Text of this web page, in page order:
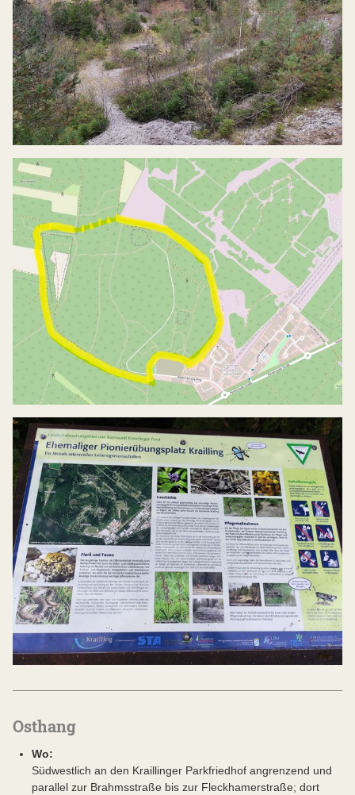
Osthang
Wo:
Südwestlich an den Kraillinger Parkfriedhof angrenzend und
parallel zur Brahmsstraße bis zur Fleckhamerstraße; dort